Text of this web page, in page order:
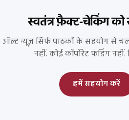
स्वतंत्र फ़ैक्ट-चेकिंग को
ऑल्ट न्यूज़ सिर्फ पाठकों के सहयोग से
नहीं. कोई कॉर्पोरेट फंडिंग
हमें सहयोग करें